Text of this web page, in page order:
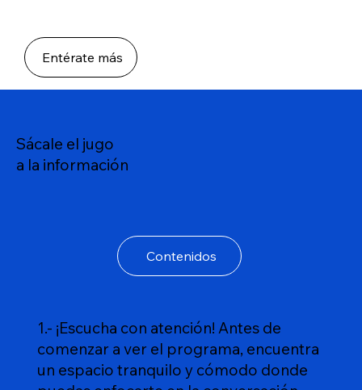
Entérate más
Sácale el jugo
a la información
Contenidos
1.- ¡Escucha con atención! Antes de
comenzar a ver el programa, encuentra
un espacio tranquilo y cómodo donde